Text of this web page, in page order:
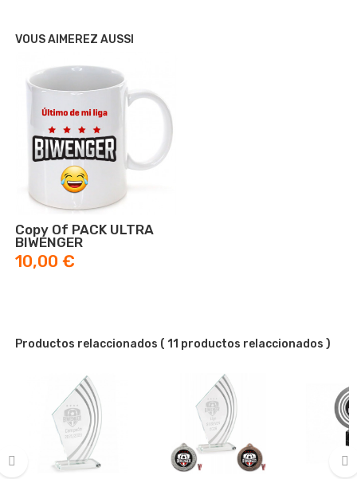
VOUS AIMEREZ AUSSI
Copy Of PACK ULTRA
BIWENGER
Prix
10,00 €
Productos relaccionados ( 11 productos relaccionados )